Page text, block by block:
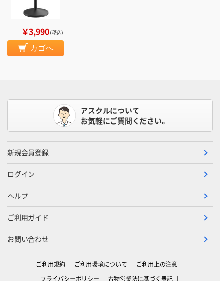
￥3,990（税込）
カゴへ
アスクルについて
お気軽にご質問ください。
新規会員登録
ログイン
ヘルプ
ご利用ガイド
お問い合わせ
ご利用規約 ご利用環境について
ご利用上の注意
プライバシーポリシー
古物営業法に基づく表記